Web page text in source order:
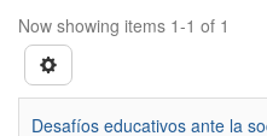
Now showing items 1-1 of 1
Desafíos educativos ante la